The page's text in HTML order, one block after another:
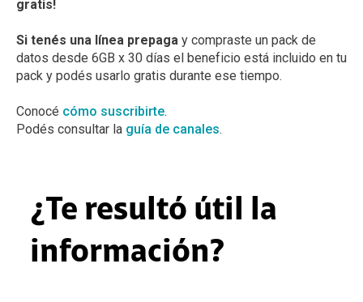
gratis!
Si tenés una línea prepaga y compraste un pack de
datos desde 6GB x 30 días el beneficio está incluido en tu
pack y podés usarlo gratis durante ese tiempo.
Conocé cómo suscribirte.
Podés consultar la guía de canales.
¿Te resultó útil la
información?